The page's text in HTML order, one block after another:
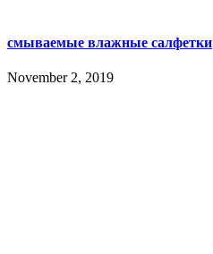
смываемые влажные салфетки
November 2, 2019